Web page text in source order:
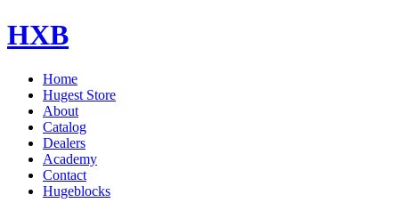
HXB
Home
Hugest Store
About
Catalog
Dealers
Academy
Contact
Hugeblocks